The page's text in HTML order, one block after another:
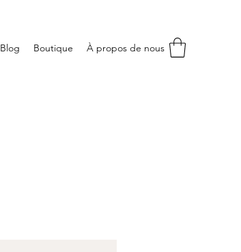
Blog Boutique À propos de nous